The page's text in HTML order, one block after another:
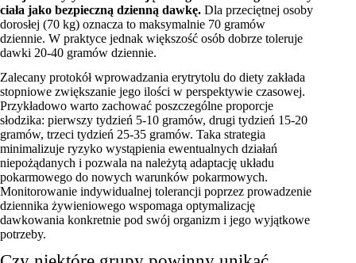
ciała jako bezpieczną dzienną dawkę. Dla przeciętnej osoby
dorosłej (70 kg) oznacza to maksymalnie 70 gramów
dziennie. W praktyce jednak większość osób dobrze toleruje
dawki 20-40 gramów dziennie.
Zalecany protokół wprowadzania erytrytolu do diety zakłada
stopniowe zwiększanie jego ilości w perspektywie czasowej.
Przykładowo warto zachować poszczególne proporcje
słodzika: pierwszy tydzień 5-10 gramów, drugi tydzień 15-20
gramów, trzeci tydzień 25-35 gramów. Taka strategia
minimalizuje ryzyko wystąpienia ewentualnych działań
niepożądanych i pozwala na należytą adaptację układu
pokarmowego do nowych warunków pokarmowych.
Monitorowanie indywidualnej tolerancji poprzez prowadzenie
dziennika żywieniowego wspomaga optymalizację
dawkowania konkretnie pod swój organizm i jego wyjątkowe
potrzeby.